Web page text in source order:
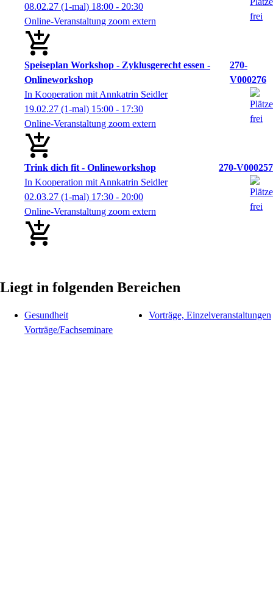
08.02.27 (1-mal) 18:00 - 20:30
Online-Veranstaltung zoom extern
Speiseplan Workshop - Zyklusgerecht essen -
Onlineworkshop
270-
V000276
In Kooperation mit Annkatrin Seidler
19.02.27 (1-mal) 15:00 - 17:30
Online-Veranstaltung zoom extern
Trink dich fit - Onlineworkshop
270-V000257
In Kooperation mit Annkatrin Seidler
02.03.27 (1-mal) 17:30 - 20:00
Online-Veranstaltung zoom extern
Liegt in folgenden Bereichen
Gesundheit
Vorträge/Fachseminare
Vorträge, Einzelveranstaltungen